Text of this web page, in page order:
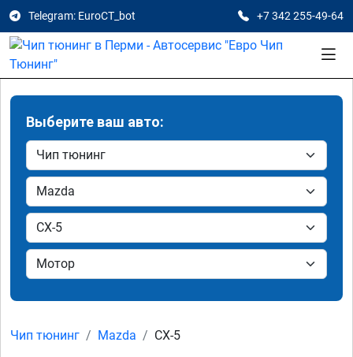
Telegram: EuroCT_bot +7 342 255-49-64
Выберите ваш авто:
Чип тюнинг Mazda CX-5